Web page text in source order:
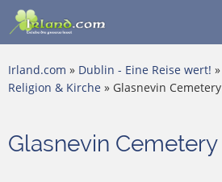
Irland.com » Dublin - Eine Reise wert! »
Religion & Kirche » Glasnevin Cemetery
Glasnevin Cemetery